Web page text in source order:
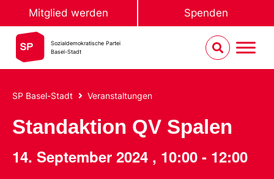
Mitglied werden Spenden
Sozialdemokratische Partei
Basel-Stadt
SP Basel-Stadt Veranstaltungen
Standaktion QV Spalen
14. September 2024 , 10:00 - 12:00